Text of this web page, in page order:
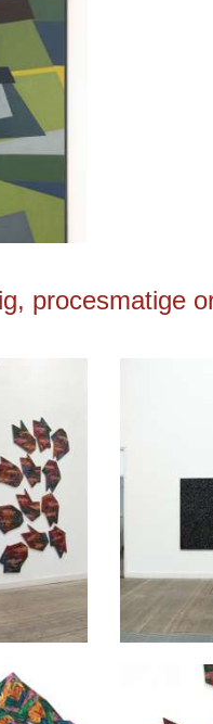
procesmatige